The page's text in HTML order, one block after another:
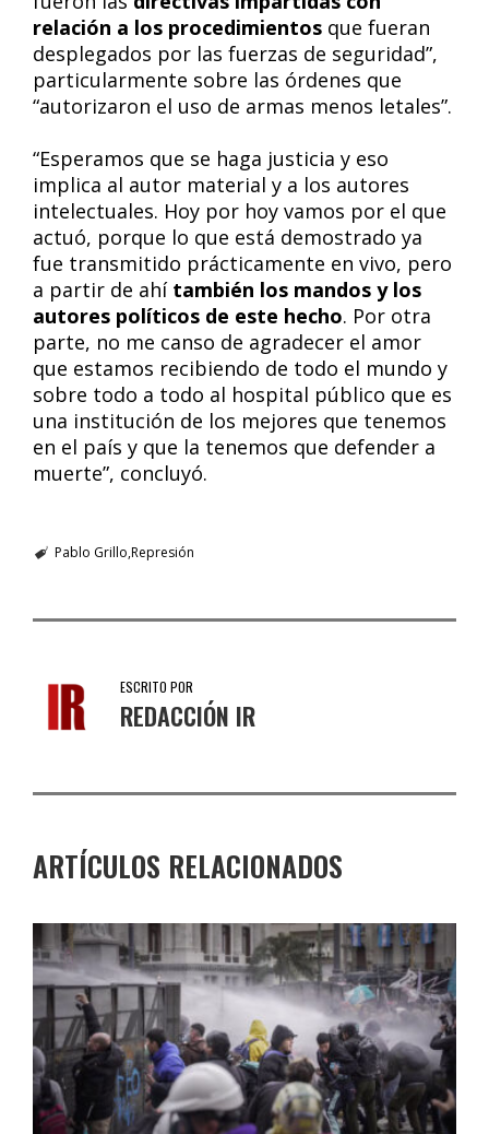
relación a los procedimientos que fueran
desplegados por las fuerzas de seguridad”,
particularmente sobre las órdenes que
“autorizaron el uso de armas menos letales”.
“Esperamos que se haga justicia y eso
implica al autor material y a los autores
intelectuales. Hoy por hoy vamos por el que
actuó, porque lo que está demostrado ya
fue transmitido prácticamente en vivo, pero
a partir de ahí también los mandos y los
autores políticos de este hecho. Por otra
parte, no me canso de agradecer el amor
que estamos recibiendo de todo el mundo y
sobre todo a todo al hospital público que es
una institución de los mejores que tenemos
en el país y que la tenemos que defender a
muerte”, concluyó.
Pablo Grillo Represión
ESCRITO POR
REDACCIÓN IR
ARTÍCULOS RELACIONADOS